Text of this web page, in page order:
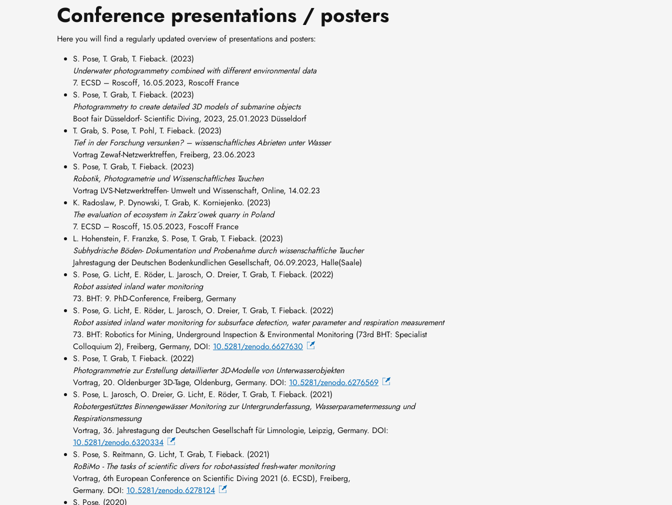
Conference presentations / posters
Here you will find a regularly updated overview of presentations and posters:
S. Pose, T. Grab, T. Fieback. (2023)
Underwater photogrammetry combined with different environmental data
7. ECSD – Roscoff, 16.05.2023, Roscoff France
S. Pose, T. Grab, T. Fieback. (2023)
Photogrammetry to create detailed 3D models of submarine objects
Boot fair Düsseldorf- Scientific Diving, 2023, 25.01.2023 Düsseldorf
T. Grab, S. Pose, T. Pohl, T. Fieback. (2023)
Tief in der Forschung versunken? – wissenschaftliches Abrieten unter Wasser
Vortrag Zewaf-Netzwerktreffen, Freiberg, 23.06.2023
S. Pose, T. Grab, T. Fieback. (2023)
Robotik, Photogrametrie und Wissenschaftliches Tauchen
Vortrag LVS-Netzwerktreffen- Umwelt und Wissenschaft, Online, 14.02.23
K. Radoslaw, P. Dynowski, T. Grab, K. Korniejenko. (2023)
The evaluation of ecosystem in Zakrz´owek quarry in Poland
7. ECSD – Roscoff, 15.05.2023, Foscoff France
L. Hohenstein, F. Franzke, S. Pose, T. Grab, T. Fieback. (2023)
Subhydrische Böden- Dokumentation und Probenahme durch wissenschaftliche Taucher
Jahrestagung der Deutschen Bodenkundlichen Gesellschaft, 06.09.2023, Halle(Saale)
S. Pose, G. Licht, E. Röder, L. Jarosch, O. Dreier, T. Grab, T. Fieback. (2022)
Robot assisted inland water monitoring
73. BHT: 9. PhD-Conference, Freiberg, Germany
S. Pose, G. Licht, E. Röder, L. Jarosch, O. Dreier, T. Grab, T. Fieback. (2022)
Robot assisted inland water monitoring for subsurface detection, water parameter and respiration measurement
73. BHT: Robotics for Mining, Underground Inspection & Environmental Monitoring (73rd BHT: Specialist
Colloquium 2), Freiberg, Germany, DOI: 10.5281/zenodo.6627630
S. Pose, T. Grab, T. Fieback. (2022)
Photogrammetrie zur Erstellung detaillierter 3D-Modelle von Unterwasserobjekten
Vortrag, 20. Oldenburger 3D-Tage, Oldenburg, Germany. DOI: 10.5281/zenodo.6276569
S. Pose, L. Jarosch, O. Dreier, G. Licht, E. Röder, T. Grab, T. Fieback. (2021)
Robotergestütztes Binnengewässer Monitoring zur Untergrunderfassung, Wasserparametermessung und
Respirationsmessung
Vortrag, 36. Jahrestagung der Deutschen Gesellschaft für Limnologie, Leipzig, Germany. DOI:
10.5281/zenodo.6320334
S. Pose, S. Reitmann, G. Licht, T. Grab, T. Fieback. (2021)
RoBiMo - The tasks of scientific divers for robot-assisted fresh-water monitoring
Vortrag, 6th European Conference on Scientific Diving 2021 (6. ECSD), Freiberg,
Germany. DOI: 10.5281/zenodo.6278124
S. Pose. (2020)